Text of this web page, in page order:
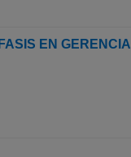
EN GERENCIA